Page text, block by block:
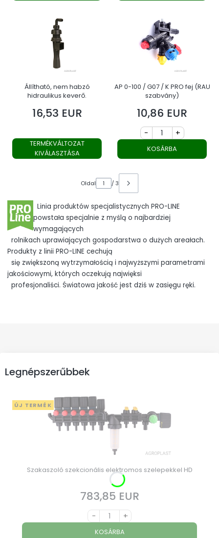
Állítható, nem habzó
hidraulikus keverő.
Ár
16,53 EUR
TERMÉKVÁLTOZAT
KIVÁLASZTÁSA
AP 0-100 / G07 / K PRO fej (RAU
szabvány)
Ár
10,86 EUR
- +
KOSÁRBA
Oldal / 3
Linia produktów specjalistycznych PRO-LINE
powstała specjalnie z myślą o najbardziej
wymagających
rolnikach uprawiających gospodarstwa o dużych areałach.
Produkty z linii PRO-LINE cechują
się zwiększoną wytrzymałością i najwyższymi parametrami
jakościowymi, których oczekują najwięksi
profesjonaliści. Światowa jakość jest dziś w zasięgu ręki.
Legnépszerűbbek
ÚJ TERMÉK
Szakaszoló szekcionális elektromos szelepekkel HD
Ár
783,85 EUR
- +
KOSÁRBA